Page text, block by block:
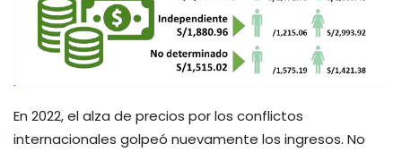
En 2022, el alza de precios por los conflictos
internacionales golpeó nuevamente los ingresos. No